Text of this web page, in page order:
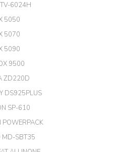
Diğer yorumları göster
6024H
5050
5070
5090
9500
ZD220D
DS925PLUS
SP-610
POWERPACK
MD-SBT35